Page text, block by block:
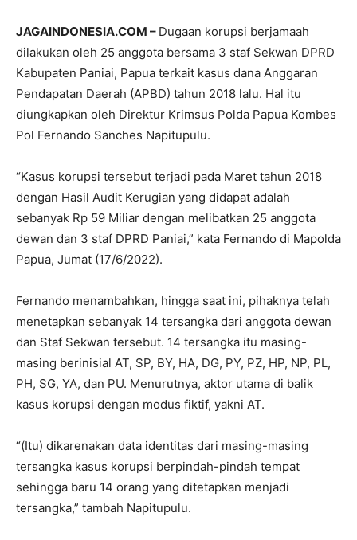
JAGAINDONESIA.COM – Dugaan korupsi berjamaah
dilakukan oleh 25 anggota bersama 3 staf Sekwan DPRD
Kabupaten Paniai, Papua terkait kasus dana Anggaran
Pendapatan Daerah (APBD) tahun 2018 lalu. Hal itu
diungkapkan oleh Direktur Krimsus Polda Papua Kombes
Pol Fernando Sanches Napitupulu.
“Kasus korupsi tersebut terjadi pada Maret tahun 2018
dengan Hasil Audit Kerugian yang didapat adalah
sebanyak Rp 59 Miliar dengan melibatkan 25 anggota
dewan dan 3 staf DPRD Paniai,” kata Fernando di Mapolda
Papua, Jumat (17/6/2022).
Fernando menambahkan, hingga saat ini, pihaknya telah
menetapkan sebanyak 14 tersangka dari anggota dewan
dan Staf Sekwan tersebut. 14 tersangka itu masing-
masing berinisial AT, SP, BY, HA, DG, PY, PZ, HP, NP, PL,
PH, SG, YA, dan PU. Menurutnya, aktor utama di balik
kasus korupsi dengan modus fiktif, yakni AT.
“(Itu) dikarenakan data identitas dari masing-masing
tersangka kasus korupsi berpindah-pindah tempat
sehingga baru 14 orang yang ditetapkan menjadi
tersangka,” tambah Napitupulu.